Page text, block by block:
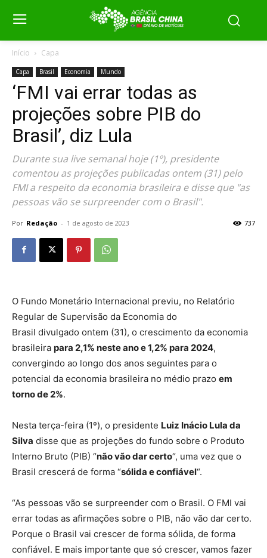
Início Capa
Capa Brasil Economia Mundo
‘FMI vai errar todas as
projeções sobre PIB do
Brasil’, diz Lula
Durante sua live semanal hoje (1º), presidente
comentou as projeções publicadas ontem (31) pelo
FMI a respeito da economia brasileira e disse que "as
pessoas vão se surpreender com o Brasil".
Por Redação - 1 de agosto de 2023 737
O Fundo Monetário Internacional previu, no Relatório
Regular de Supervisão da Economia do
Brasil divulgado ontem (31), o crescimento da economia
brasileira para 2,1% neste ano e 1,2% para 2024,
convergindo ao longo dos anos seguintes para o
potencial da economia brasileira no médio prazo em
torno de 2%.
Nesta terça-feira (1º), o presidente Luiz Inácio Lula da
Silva disse que as projeções do fundo sobre o Produto
Interno Bruto (PIB) “não vão dar certo“, uma vez que o
Brasil crescerá de forma “sólida e confiável“.
“As pessoas vão se surpreender com o Brasil. O FMI vai
errar todas as afirmações sobre o PIB, não vão dar certo.
Porque o Brasil vai crescer de forma sólida, de forma
confiável. E mais importante que só crescer, vamos fazer